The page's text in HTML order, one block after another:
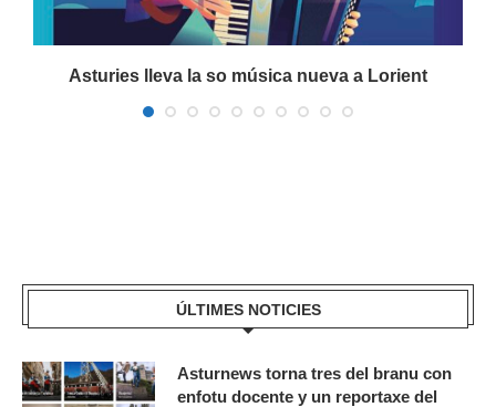
Asturies lleva la so música nueva a Lorient
ÚLTIMES NOTICIES
Asturnews torna tres del branu con
enfotu docente y un reportaxe del